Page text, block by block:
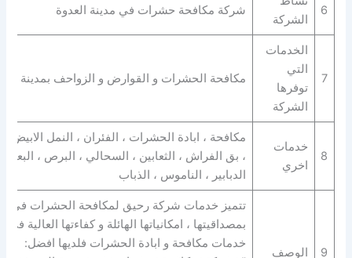
6
الشركة
شركة مكافحة حشرات في مدينة العدوة
7
الخدمات
التي
توفرها
الشركة
مكافحة الحشرات و القوارض و الزواحف بمدينة
8
خدمات
اخري
مكافحة ، ابادة الحشرات ، الفئران ، النمل الابيض ،
، بق الفراش ، الثعابين ، السحالي ، البرص ،
الدبابير ، الناموس ، الذباب
9 الوصف
تتميز خدمات شركة رحيق لمكافحة الحشرات في
بمصداقيتها ، امكانياتها الهائلة و كفاءتها العالية
خدمات مكافحة و ابادة الحشرات فلديها افضل: